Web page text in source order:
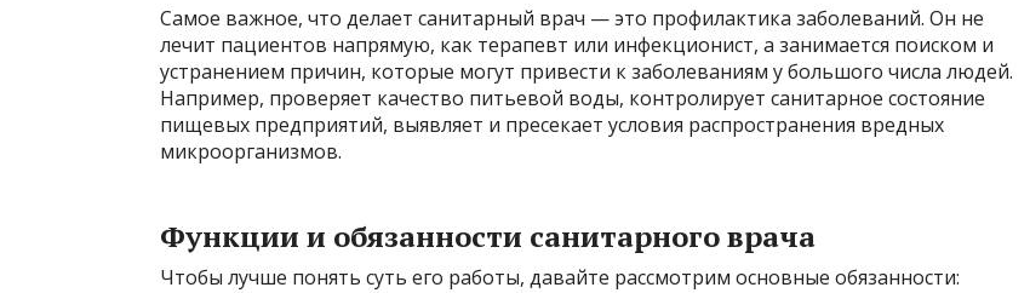
Самое важное, что делает санитарный врач — это профилактика заболеваний. Он не
лечит пациентов напрямую, как терапевт или инфекционист, а занимается поиском и
устранением причин, которые могут привести к заболеваниям у большого числа людей.
Например, проверяет качество питьевой воды, контролирует санитарное состояние
пищевых предприятий, выявляет и пресекает условия распространения вредных
микроорганизмов.
Функции и обязанности санитарного врача
Чтобы лучше понять суть его работы, давайте рассмотрим основные обязанности: